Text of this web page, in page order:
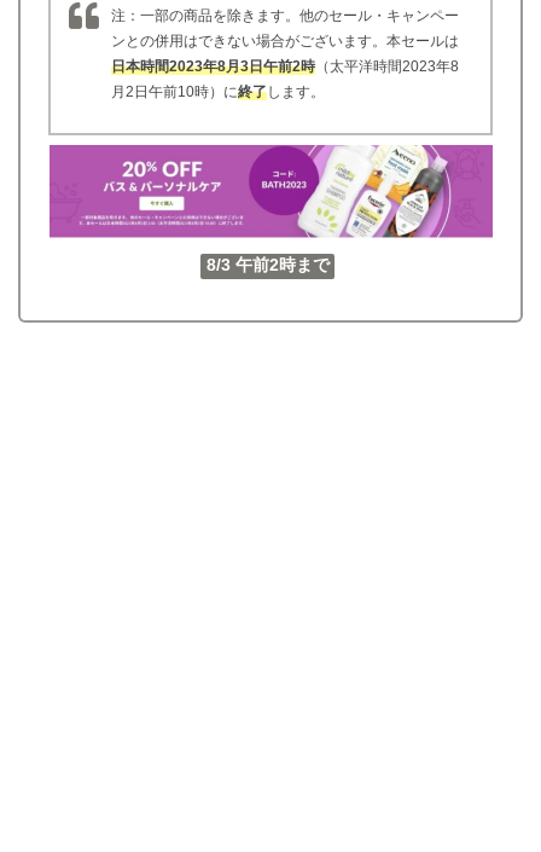
注：一部の商品を除きます。他のセール・キャンペー
ンとの併用はできない場合がございます。本セールは
日本時間2023年8月3日午前2時 （太平洋時間2023年8
月2日午前10時）に終了します。
8/3 午前2時まで